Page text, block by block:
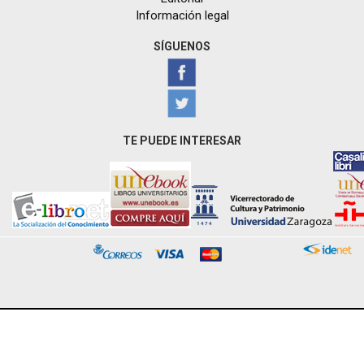
Información legal
SÍGUENOS
TE PUEDE INTERESAR